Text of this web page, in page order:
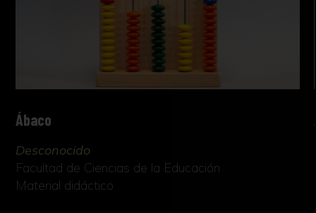
Ábaco
Desconocido
Facultad de Ciencias de la Educación
Material didáctico